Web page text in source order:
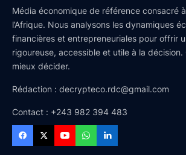
Média économique de référence consacré
l’Afrique. Nous analysons les dynamiques
financières et entrepreneuriales pour offrir
rigoureuse, accessible et utile à la
mieux décider.
Rédaction : decrypteco.rdc@gmail.com
Contact : +243 982 394 483